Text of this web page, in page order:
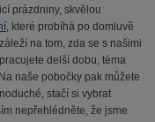
prázdniny, skvělou
, které probíhá po domluvě
na tom, zda se s našimi
delší dobu, téma
naše pobočky pak můžete
stačí si vybrat
nepřehlédněte, že jsme